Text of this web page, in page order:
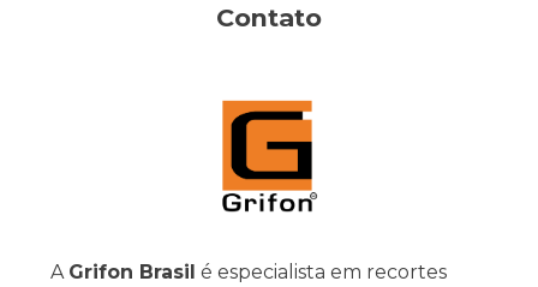
Contato
A Grifon Brasil é especialista em recortes